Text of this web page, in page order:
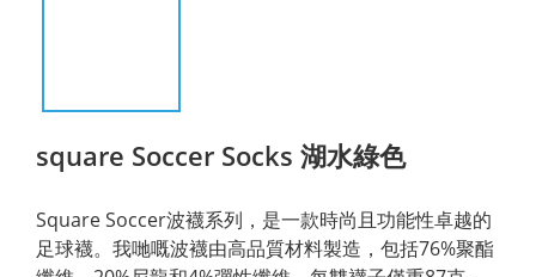
square Soccer Socks 湖水綠色
Square Soccer波襪系列，是一款時尚且功能性卓越的
足球襪。我哋嘅波襪由高品質材料製造，包括76%聚酯